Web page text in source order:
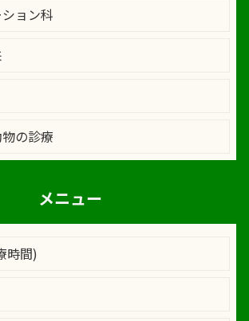
ョン科
の診療
メニュー
時間)